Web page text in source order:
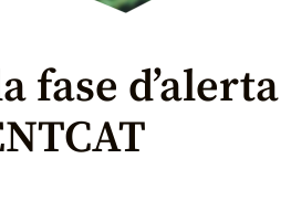
fase d’alerta